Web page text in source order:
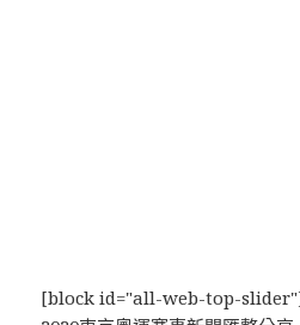
[block id="all-web-top-